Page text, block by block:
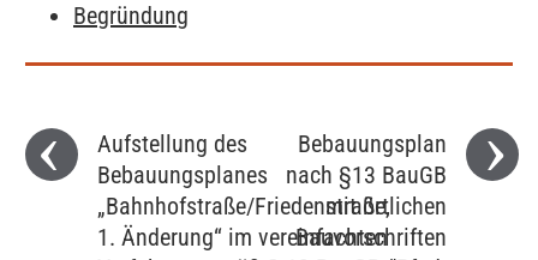
Begründung
Aufstellung des
Bebauungsplanes
„Bahnhofstraße/Friedenstraße,
1. Änderung“ im vereinfachten
Bebauungsplan
nach §13 BauGB
mit örtlichen
Bauvorschriften